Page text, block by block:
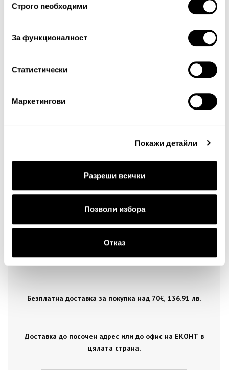
наСтрого nеобходими
За функционалност
Статистически
Маркетингови
Покажи детайли
Разреши всички
Позволи избора
Отказ
ДОСТАВКА
цялата страна.
Безплатна доставка за покупка над 70€ , 136.91 лв.
Доставка до посочен адрес или до офис на ЕКОНТ в
цялата страна.